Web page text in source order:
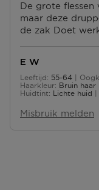
De grote
maar deze
de zak Doet
U
S
P
T
E
N
I
N
P
T
E
N
E W
Leeftijd
55 tot 6455-64
Haarkleur
Bruin haar
Huidtint
Lichte huid
Misbruik melden